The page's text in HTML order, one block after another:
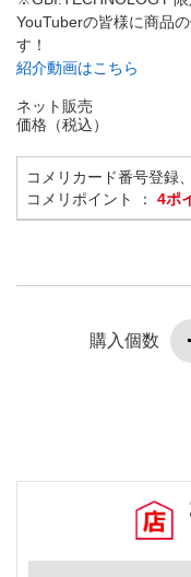
YouTuberの皆様に商品
す！
紹介動画はこちら
ネット販売
価格（税込）
コメリカード番号登録
コメリポイント ： 4ポ
購入個数